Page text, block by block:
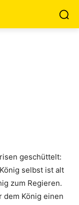
geschüttelt:
selbst ist alt
zum Regieren.
dem König einen